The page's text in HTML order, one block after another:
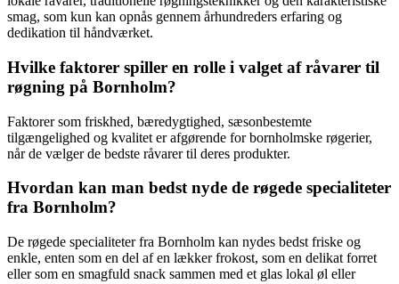
smag, som kun kan opnås gennem århundreders erfaring og
dedikation til håndværket.
Hvilke faktorer spiller en rolle i valget af råvarer til
røgning på Bornholm?
Faktorer som friskhed, bæredygtighed, sæsonbestemte
tilgængelighed og kvalitet er afgørende for bornholmske røgerier,
når de vælger de bedste råvarer til deres produkter.
Hvordan kan man bedst nyde de røgede specialiteter
fra Bornholm?
De røgede specialiteter fra Bornholm kan nydes bedst friske og
enkle, enten som en del af en lækker frokost, som en delikat forret
eller som en smagfuld snack sammen med et glas lokal øl eller